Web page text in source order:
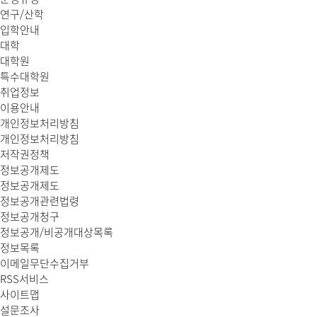
연구/산학
입학안내
대학
대학원
특수대학원
취업정보
이용안내
개인정보처리방침
개인정보처리방침
저작권정책
정보공개제도
정보공개제도
정보공개관련법령
정보공개청구
정보공개/비공개대상목록
정보목록
이메일무단수집거부
RSS서비스
사이트맵
설문조사